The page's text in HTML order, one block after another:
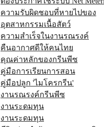
ความรับผิดชอบที่หายไปของ
อุตสาหกรรมเนื้อสัตว์
ความสำเร็จในงานรณรงค์
คืนอากาศดีให้คนไทย
คุณค่าหลักของกรีนพีซ
คู่มือการเรียนการสอน
คู่มือปลูก 'ไมโครกรีน'
งานรณรงค์กรีนพีซ
งานระดมทุน
งานระดมทุน